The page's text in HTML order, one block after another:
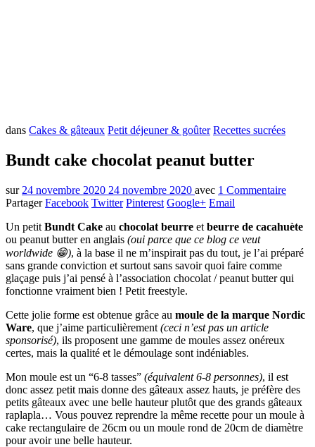
dans Cakes & gâteaux Petit déjeuner & goûter Recettes sucrées
Bundt cake chocolat peanut butter
sur 24 novembre 2020 24 novembre 2020 avec 1 Commentaire
PartagerFacebook Twitter Pinterest Google+ Email
Un petit Bundt Cake au chocolat beurre et beurre de cacahuète
ou peanut butter en anglais (oui parce que ce blog ce veut
worldwide 😁), à la base il ne m’inspirait pas du tout, je l’ai préparé
sans grande conviction et surtout sans savoir quoi faire comme
glaçage puis j’ai pensé à l’association chocolat / peanut butter qui
fonctionne vraiment bien ! Petit freestyle.
Cette jolie forme est obtenue grâce au moule de la marque Nordic
Ware, que j’aime particulièrement (ceci n’est pas un article
sponsorisé), ils proposent une gamme de moules assez onéreux
certes, mais la qualité et le démoulage sont indéniables.
Mon moule est un “6-8 tasses” (équivalent 6-8 personnes), il est
donc assez petit mais donne des gâteaux assez hauts, je préfère des
petits gâteaux avec une belle hauteur plutôt que des grands gâteaux
raplapla… Vous pouvez reprendre la même recette pour un moule à
cake rectangulaire de 26cm ou un moule rond de 20cm de diamètre
pour avoir une belle hauteur.